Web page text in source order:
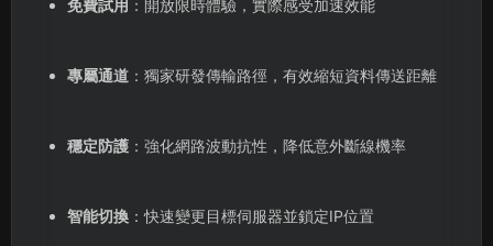
免費試用 ：開放限時體驗，實際感受加速效能
專屬通道：獨家研發傳輸路徑，有效縮短資料傳送距離
穩定防護：強化網路波動抗性，降低意外斷線機率
智能切換：快速變更目標伺服器並鎖定IP位置